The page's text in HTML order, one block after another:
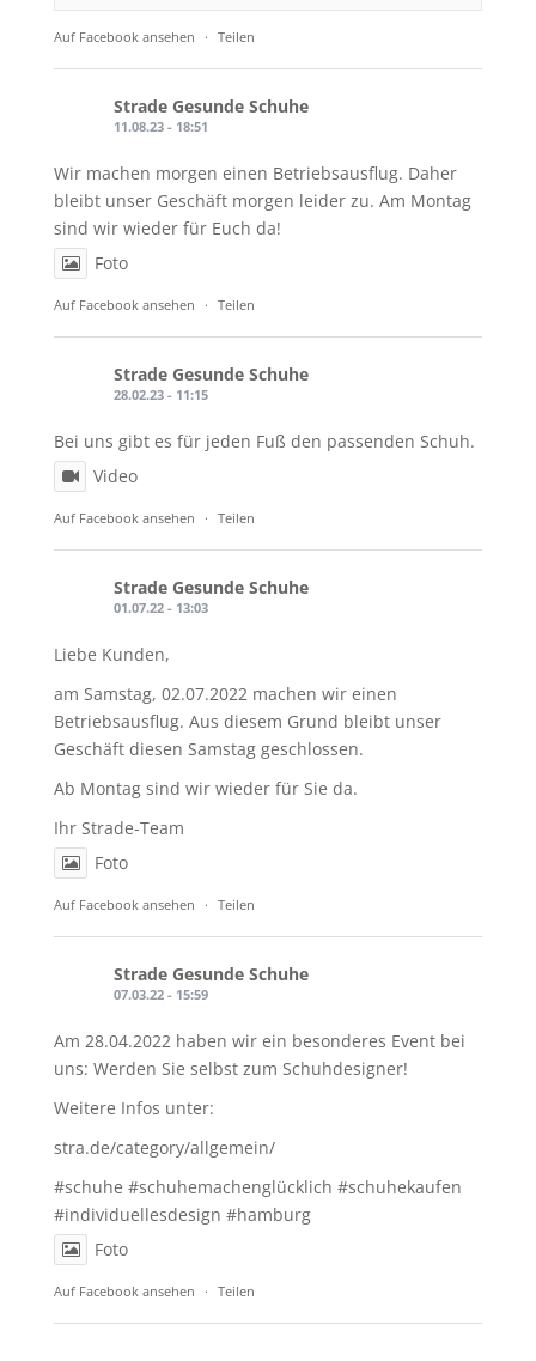
Auf Facebook ansehen · Teilen
Strade Gesunde Schuhe
11.08.23 - 18:51
Wir machen morgen einen Betriebsausflug. Daher
bleibt unser Geschäft morgen leider zu. Am Montag
sind wir wieder für Euch da!
Foto
Auf Facebook ansehen · Teilen
Strade Gesunde Schuhe
28.02.23 - 11:15
Bei uns gibt es für jeden Fuß den passenden Schuh.
Video
Auf Facebook ansehen · Teilen
Strade Gesunde Schuhe
01.07.22 - 13:03
Liebe Kunden,
am Samstag, 02.07.2022 machen wir einen
Betriebsausflug. Aus diesem Grund bleibt unser
Geschäft diesen Samstag geschlossen.
Ab Montag sind wir wieder für Sie da.
Ihr Strade-Team
Foto
Auf Facebook ansehen · Teilen
Strade Gesunde Schuhe
07.03.22 - 15:59
Am 28.04.2022 haben wir ein besonderes Event bei
uns: Werden Sie selbst zum Schuhdesigner!
Weitere Infos unter:
stra.de/category/allgemein/
#schuhe #schuhemachenglücklich #schuhekaufen
#individuellesdesign #hamburg
Foto
Auf Facebook ansehen · Teilen